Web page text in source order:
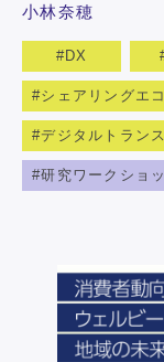
小林奈穂
DX
シェアリングエ
デジタルトラン
研究ワークショ